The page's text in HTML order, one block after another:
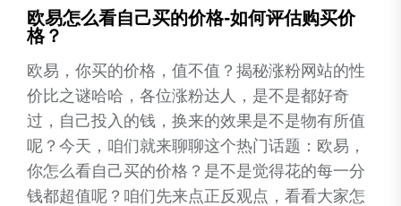
欧易怎么看自己买的价格-如何评估购买价
格？
欧易，你买的价格，值不值？揭秘涨粉网站的性
价比之谜哈哈，各位涨粉达人，是不是都好奇
过，自己投入的钱，换来的效果是不是物有所值
呢？今天，咱们就来聊聊这个热门话题：欧易，
你怎么看自己买的价格？是不是觉得花的每一分
钱都超值呢？咱们先来点正反观点，看看大家怎